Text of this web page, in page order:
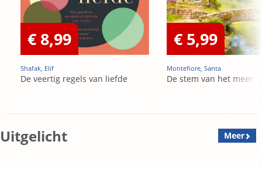
€ 8,99
Shafak, Elif
De veertig regels van liefde
€ 5,99
Montefiore, Santa
De stem van het meer
Uitgelicht Meer